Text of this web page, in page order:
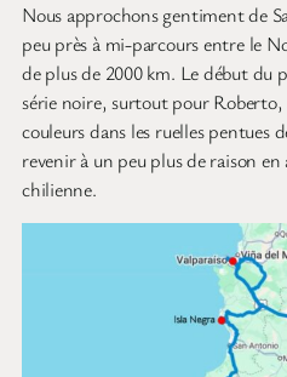
Nous approchons gentiment de
peu près à mi-parcours entre le
de plus de 2000 km. Le début du
série noire, surtout pour Roberto,
couleurs dans les ruelles pentues
revenir à un peu plus de raison
chilienne.